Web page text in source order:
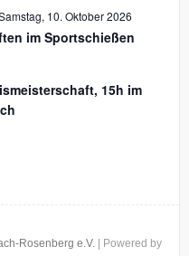
10. Oktober 2026
im Sportschießen
15h im
Rosenberg e.V.| Powered by